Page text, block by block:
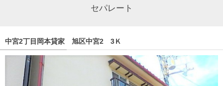
セパレート
中宮2丁目岡本貸家 旭区中宮2 3Ｋ